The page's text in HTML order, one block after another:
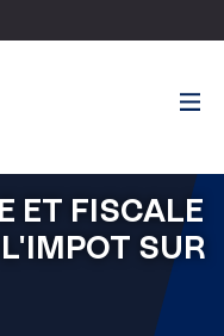
ET FISCALE
SUR